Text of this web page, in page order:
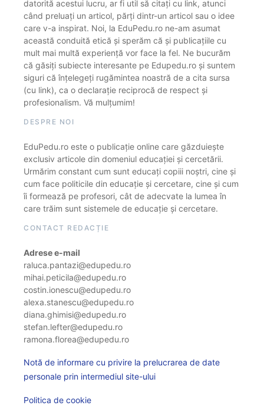
datorită acestui lucru, ar fi util să citați cu link, atunci
când preluați un articol, părți dintr-un articol sau o idee
care v-a inspirat. Noi, la EduPedu.ro ne-am asumat
această conduită etică și sperăm că și publicațiile cu
mult mai multă experiență vor face la fel. Ne bucurăm
că găsiți subiecte interesante pe Edupedu.ro și suntem
siguri că înțelegeți rugămintea noastră de a cita sursa
(cu link), ca o declarație reciprocă de respect și
profesionalism. Vă mulțumim!
DESPRE NOI
EduPedu.ro este o publicație online care găzduiește
exclusiv articole din domeniul educației și cercetării.
Urmărim constant cum sunt educați copiii noștri, cine și
cum face politicile din educație și cercetare, cine și cum
îi formează pe profesori, cât de adecvate la lumea în
care trăim sunt sistemele de educație și cercetare.
CONTACT REDACȚIE
Adrese e-mail
raluca.pantazi@edupedu.ro
mihai.peticila@edupedu.ro
costin.ionescu@edupedu.ro
alexa.stanescu@edupedu.ro
diana.ghimisi@edupedu.ro
stefan.lefter@edupedu.ro
ramona.florea@edupedu.ro
Notă de informare cu privire la prelucrarea de date
personale prin intermediul site-ului
Politica de cookie